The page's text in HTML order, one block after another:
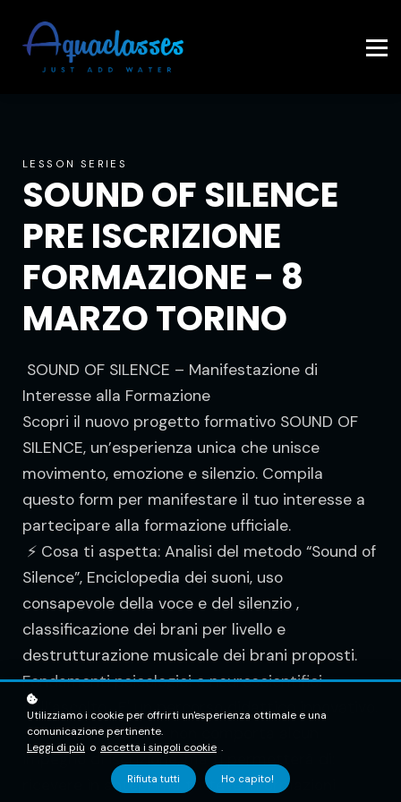
Accedi
LESSON SERIES
SOUND OF SILENCE
PRE ISCRIZIONE
FORMAZIONE - 8
MARZO TORINO
SOUND OF SILENCE – Manifestazione di
Interesse alla Formazione
Scopri il nuovo progetto formativo SOUND OF
SILENCE, un’esperienza unica che unisce
movimento, emozione e silenzio. Compila
questo form per manifestare il tuo interesse a
partecipare alla formazione ufficiale.
⚡ Cosa ti aspetta: Analisi del metodo “Sound of
Silence”, Enciclopedia dei suoni, uso
consapevole della voce e del silenzio ,
classificazione dei brani per livello e
destrutturazione musicale dei brani proposti.
Fondamenti psicologici e neuroscientifici
dell’ascolto . E' un percorso didattico innovativo.
💬 La compilazione non comporta alcun
impegno di iscrizione, ma ti permetterà di:
ricevere in anteprima tutte le informazioni
Utilizziamo i cookie per offrirti un'esperienza ottimale e una
comunicazione pertinente.
Leggi di più o accetta i singoli cookie .
Rifiuta tutti Ho capito!